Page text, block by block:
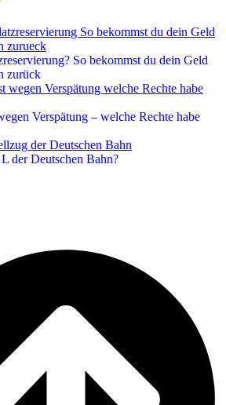
So bekommst du dein Geld
zurück
Verspätung – welche Rechte habe
der Deutschen Bahn?